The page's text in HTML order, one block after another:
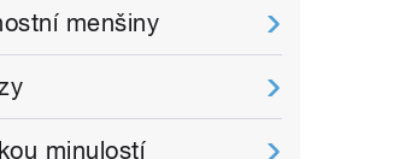
menšiny
minulostí